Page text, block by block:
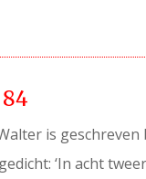
is
‘In acht